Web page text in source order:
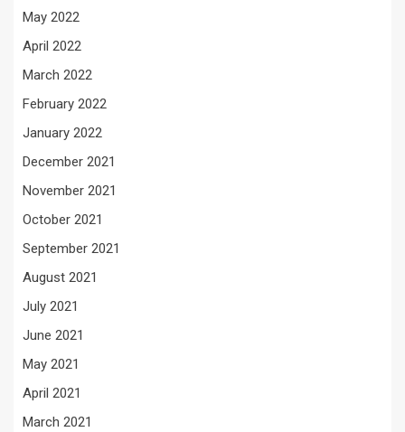
May 2022
April 2022
March 2022
February 2022
January 2022
December 2021
November 2021
October 2021
September 2021
August 2021
July 2021
June 2021
May 2021
April 2021
March 2021